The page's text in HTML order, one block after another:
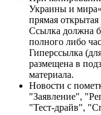
Украины и
прямая
Ссылка должна
полного либо
Гиперссылка
размещена в
материала.
Новости с
"Заявление",
"Тест-драйв",